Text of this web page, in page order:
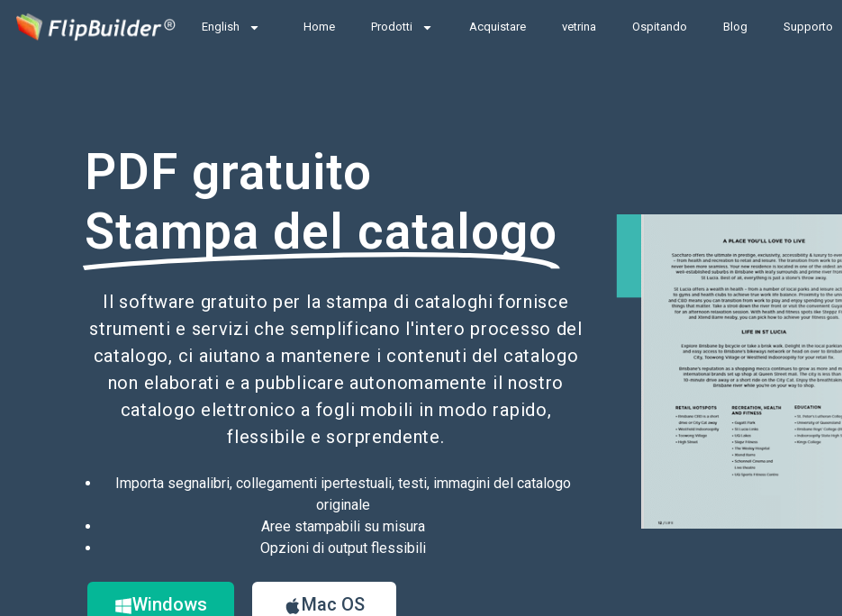
English Home Prodotti Acquistare vetrina Ospitando Blog Supporto
PDF gratuito
Stampa del catalogo
Il software gratuito per la stampa di cataloghi fornisce
strumenti e servizi che semplificano l'intero processo del
catalogo, ci aiutano a mantenere i contenuti del catalogo
non elaborati e a pubblicare autonomamente il nostro
catalogo elettronico a fogli mobili in modo rapido,
flessibile e sorprendente.
Importa segnalibri, collegamenti ipertestuali, testi, immagini del catalogo
originale
Aree stampabili su misura
Opzioni di output flessibili
Windows Mac OS